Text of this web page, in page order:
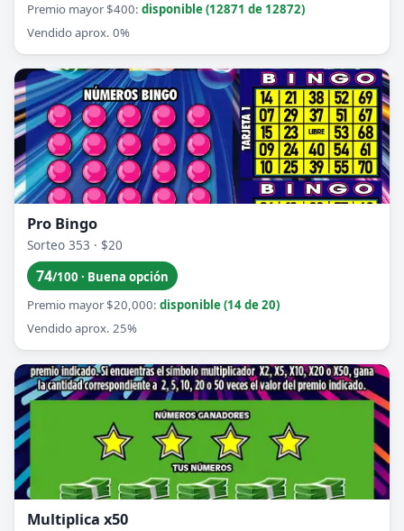
Premio mayor $400: disponible (12871 de 12872)
Vendido aprox. 0%
Pro Bingo
Sorteo 353 · $20
74/100 · Buena opción
Premio mayor $20,000: disponible (14 de 20)
Vendido aprox. 25%
Multiplica x50